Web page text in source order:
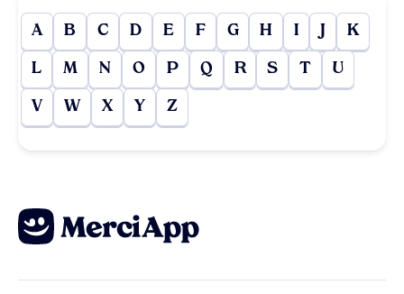
A B C D E F G H I J K
L M N O P Q R S T U
V W X Y Z